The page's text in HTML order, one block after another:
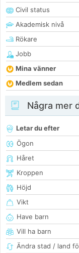
Civil status
Akademisk nivå
Rökare
Jobb
Mina vänner
Medlem sedan
Några mer
Letar du efter
Ögon
Håret
Kroppen
Höjd
Vikt
Have barn
Vill ha barn
Ändra stad / land